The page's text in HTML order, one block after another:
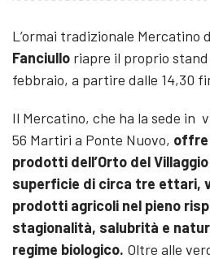
L’ormai tradizionale Mercatino
Fanciullo riapre il proprio
febbraio, a partire dalle 14,30
Il Mercatino, che ha la sede in
56 Martiri a Ponte Nuovo, offre
prodotti dell’Orto del
superficie di circa tre ettari,
prodotti agricoli nel pieno
stagionalità, salubrità e
regime biologico. Oltre alle